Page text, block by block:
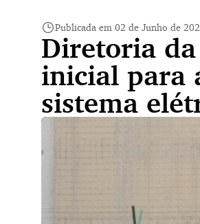
Publicada em 02 de Junho de
Diretoria
inicial para
sistema